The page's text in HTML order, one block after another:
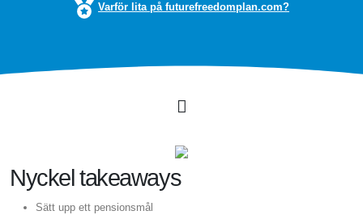
Varför lita på futurefreedomplan.com?
Nyckel takeaways
Sätt upp ett pensionsmål